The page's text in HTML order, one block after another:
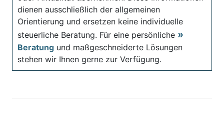
dienen ausschließlich der allgemeinen
Orientierung und ersetzen keine individuelle
steuerliche Beratung. Für eine persönliche
Beratung und maßgeschneiderte Lösungen
stehen wir Ihnen gerne zur Verfügung.